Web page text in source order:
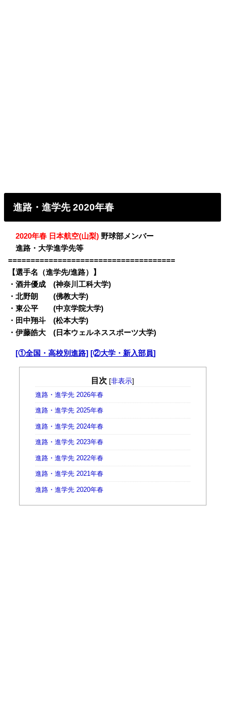
進路・進学先 2020年春
・2020年春 日本航空(山梨) 野球部メンバー
・進路・大学進学先等
=====================================
【選手名（進学先/進路）】
・酒井優成 (神奈川工科大学)
・北野朗 (佛教大学)
・東公平 (中京学院大学)
・田中翔斗 (松本大学)
・伊藤皓大 (日本ウェルネススポーツ大学)
[①全国・高校別進路] [②大学・新入部員]
目次 [非表示]
進路・進学先 2026年春
進路・進学先 2025年春
進路・進学先 2024年春
進路・進学先 2023年春
進路・進学先 2022年春
進路・進学先 2021年春
進路・進学先 2020年春